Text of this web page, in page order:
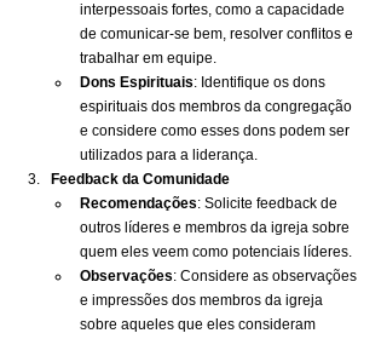
interpessoais fortes, como a capacidade
de comunicar-se bem, resolver conflitos e
trabalhar em equipe.
Dons Espirituais: Identifique os dons
espirituais dos membros da congregação
e considere como esses dons podem ser
utilizados para a liderança.
Feedback da Comunidade
Recomendações: Solicite feedback de
outros líderes e membros da igreja sobre
quem eles veem como potenciais líderes.
Observações: Considere as observações
e impressões dos membros da igreja
sobre aqueles que eles consideram